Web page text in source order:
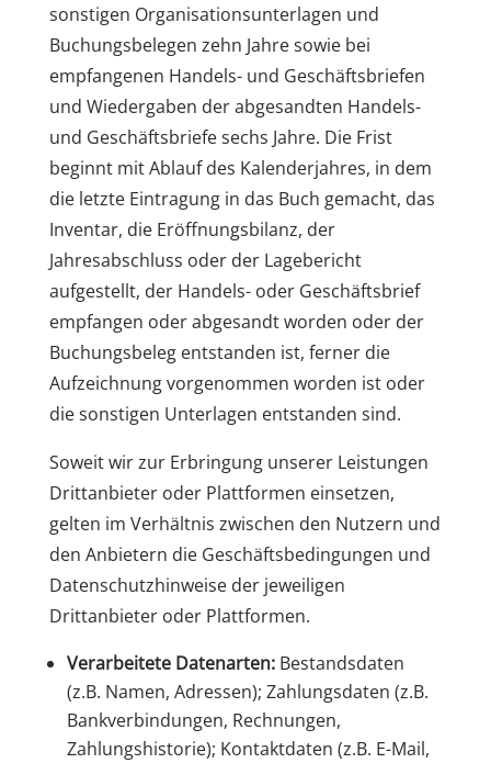
sonstigen Organisationsunterlagen und
Buchungsbelegen zehn Jahre sowie bei
empfangenen Handels- und Geschäftsbriefen
und Wiedergaben der abgesandten Handels-
und Geschäftsbriefe sechs Jahre. Die Frist
beginnt mit Ablauf des Kalenderjahres, in dem
die letzte Eintragung in das Buch gemacht, das
Inventar, die Eröffnungsbilanz, der
Jahresabschluss oder der Lagebericht
aufgestellt, der Handels- oder Geschäftsbrief
empfangen oder abgesandt worden oder der
Buchungsbeleg entstanden ist, ferner die
Aufzeichnung vorgenommen worden ist oder
die sonstigen Unterlagen entstanden sind.
Soweit wir zur Erbringung unserer Leistungen
Drittanbieter oder Plattformen einsetzen,
gelten im Verhältnis zwischen den Nutzern und
den Anbietern die Geschäftsbedingungen und
Datenschutzhinweise der jeweiligen
Drittanbieter oder Plattformen.
Verarbeitete Datenarten:Bestandsdaten
(z.B. Namen, Adressen); Zahlungsdaten (z.B.
Bankverbindungen, Rechnungen,
Zahlungshistorie); Kontaktdaten (z.B. E-Mail,